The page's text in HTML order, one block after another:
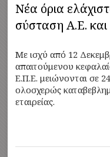
Νέα όρια
σύσταση Α.Ε.
Με ισχύ από 12
απαιτούμενου
Ε.Π.Ε. μειώνονται σε
ολοσχερώς
εταιρείας.